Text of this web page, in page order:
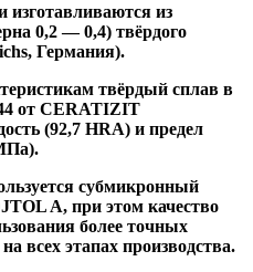
изготавливаются из
0,2 — 0,4) твёрдого
Германия).
твёрдый сплав в
от CERATIZIT
(92,7 HRA) и предел
субмикронный
A, при этом качество
более точных
всех этапах производства.